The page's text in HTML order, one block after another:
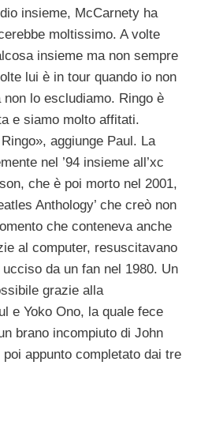
insieme, McCarnety ha
moltissimo. A volte
insieme ma non sempre
lui è in tour quando io non
lo escludiamo. Ringo è
e siamo molto affitati.
aggiunge Paul. La
nel ’94 insieme all’xc
che è poi morto nel 2001,
Anthology’ che creò non
che conteneva anche
al computer, resuscitavano
da un fan nel 1980. Un
grazie alla
e Yoko Ono, la quale fece
brano incompiuto di John
appunto completato dai tre